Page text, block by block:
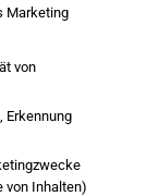
Marketing
von
Erkennung
von Inhalten)